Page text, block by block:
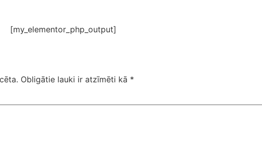
[my_elementor_php_output]
Obligātie lauki ir atzīmēti kā *